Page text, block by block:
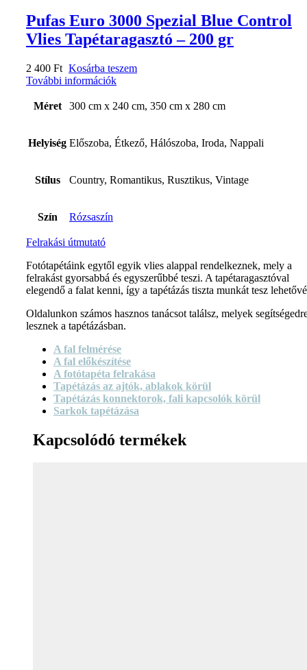
Pufas Euro 3000 Spezial Blue Control
Vlies Tapétaragasztó – 200 gr
2 400 Ft Kosárba teszem
További információk
Méret 300 cm x 240 cm, 350 cm x 280 cm
Helyiség Előszoba, Étkező, Hálószoba, Iroda, Nappali
Stílus Country, Romantikus, Rusztikus, Vintage
Szín Rózsaszín
Felrakási útmutató
Fotótapétáink egytől egyik vlies alappal rendelkeznek, mely a
felrakást gyorsabbá és egyszerűbbé teszi. A tapétaragasztóval
elegendő a falat kenni, így a tapétázás tiszta munkát tesz
Oldalunkon számos hasznos tanácsot találsz, melyek
lesznek a tapétázásban.
A fal felmérése
A fal előkészítése
A fotótapéta felrakása
Tapétázás az ajtók, ablakok körül
Tapétázás konnektorok, fali kapcsolók körül
Sarkok tapétázása
Kapcsolódó termékek